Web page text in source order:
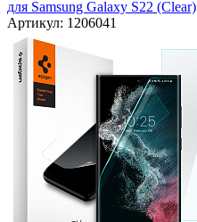
для Samsung Galaxy S22 (Clear)
Артикул: 1206041